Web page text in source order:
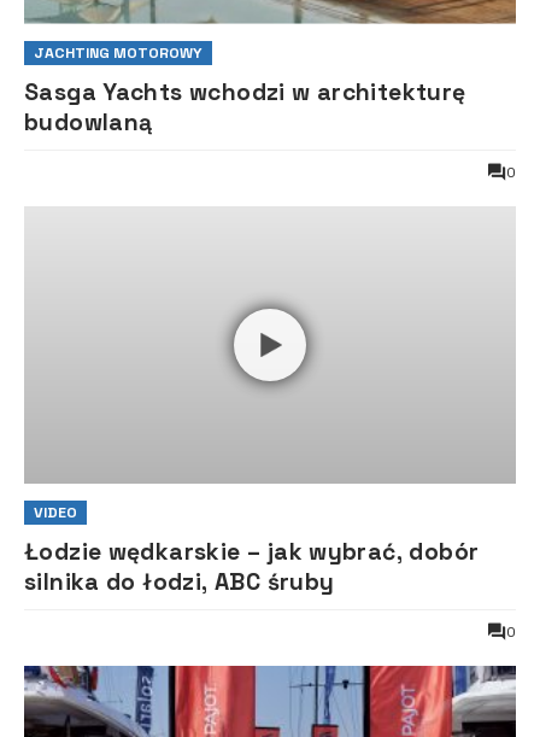
JACHTING MOTOROWY
Sasga Yachts wchodzi w architekturę
budowlaną
0
VIDEO
Łodzie wędkarskie – jak wybrać, dobór
silnika do łodzi, ABC śruby
0